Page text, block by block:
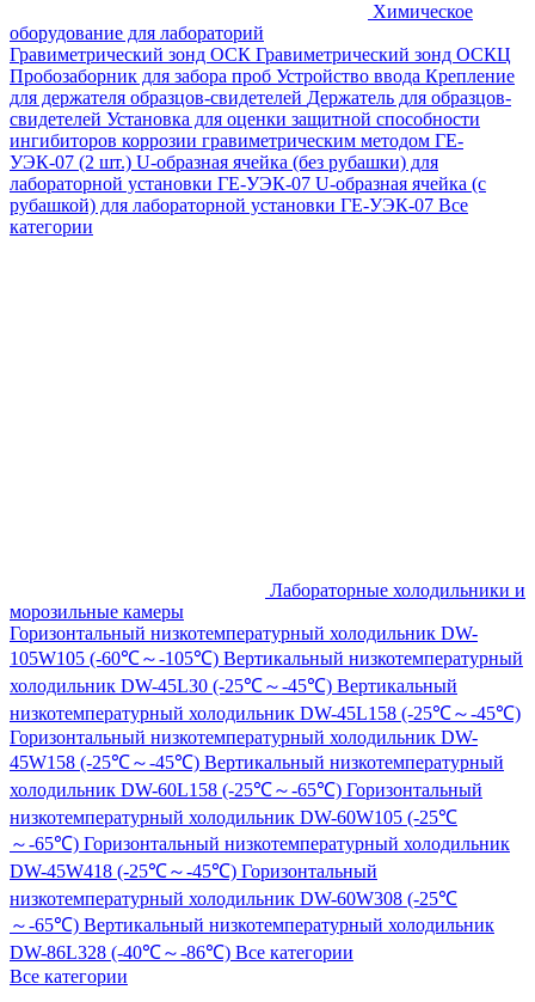
Химическое
оборудование для лабораторий
Гравиметрический зонд ОСК Гравиметрический зонд ОСКЦ
Пробозаборник для забора проб Устройство ввода Крепление
для держателя образцов-свидетелей Держатель для образцов-
свидетелей Установка для оценки защитной способности
ингибиторов коррозии гравиметрическим методом ГЕ-
УЭК-07 (2 шт.) U-образная ячейка (без рубашки) для
лабораторной установки ГЕ-УЭК-07 U-образная ячейка (с
рубашкой) для лабораторной установки ГЕ-УЭК-07 Все
категории
Лабораторные холодильники и
морозильные камеры
Горизонтальный низкотемпературный холодильник DW-
105W105 (-60℃～-105℃) Вертикальный низкотемпературный
холодильник DW-45L30 (-25℃～-45℃) Вертикальный
низкотемпературный холодильник DW-45L158 (-25℃～-45℃)
Горизонтальный низкотемпературный холодильник DW-
45W158 (-25℃～-45℃) Вертикальный низкотемпературный
холодильник DW-60L158 (-25℃～-65℃) Горизонтальный
низкотемпературный холодильник DW-60W105 (-25℃
～-65℃) Горизонтальный низкотемпературный холодильник
DW-45W418 (-25℃～-45℃) Горизонтальный
низкотемпературный холодильник DW-60W308 (-25℃
～-65℃) Вертикальный низкотемпературный холодильник
DW-86L328 (-40℃～-86℃) Все категории
Все категории